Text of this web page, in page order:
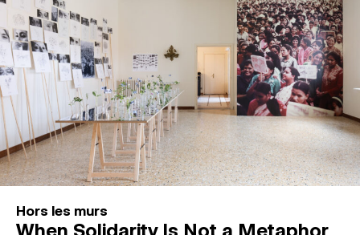
Hors les murs